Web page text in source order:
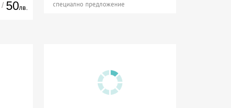
/ 50лв. специално предложение